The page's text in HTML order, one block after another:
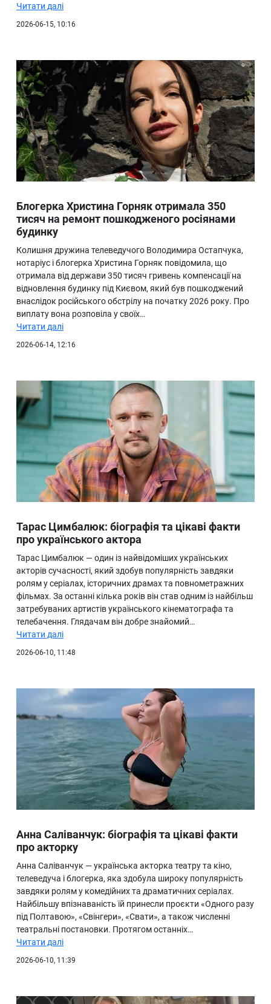
Читати далі
2026-06-15, 10:16
Блогерка Христина Горняк отримала 350
тисяч на ремонт пошкодженого росіянами
будинку
Колишня дружина телеведучого Володимира Остапчука,
нотаріус і блогерка Христина Горняк повідомила, що
отримала від держави 350 тисяч гривень компенсації на
відновлення будинку під Києвом, який був пошкоджений
внаслідок російського обстрілу на початку 2026 року. Про
виплату вона розповіла у своїх…
Читати далі
2026-06-14, 12:16
Тарас Цимбалюк: біографія та цікаві факти
про українського актора
Тарас Цимбалюк — один із найвідоміших українських
акторів сучасності, який здобув популярність завдяки
ролям у серіалах, історичних драмах та повнометражних
фільмах. За останні кілька років він став одним із найбільш
затребуваних артистів українського кінематографа та
телебачення. Глядачам він добре знайомий…
Читати далі
2026-06-10, 11:48
Анна Саліванчук: біографія та цікаві факти
про акторку
Анна Саліванчук — українська акторка театру та кіно,
телеведуча і блогерка, яка здобула широку популярність
завдяки ролям у комедійних та драматичних серіалах.
Найбільшу впізнаваність їй принесли проєкти «Одного разу
під Полтавою», «Свінгери», «Свати», а також численні
театральні постановки. Протягом останніх…
Читати далі
2026-06-10, 11:39